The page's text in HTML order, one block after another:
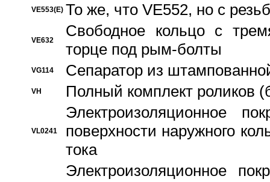
VE553(E) То же, что VE552, но с
VE632
Свободное кольцо с
торце под рым-болты
VG114 Сепаратор из
VH Полный комплект роликов
VL0241
Электроизоляционное
поверхности наружного
тока
Электроизоляционное